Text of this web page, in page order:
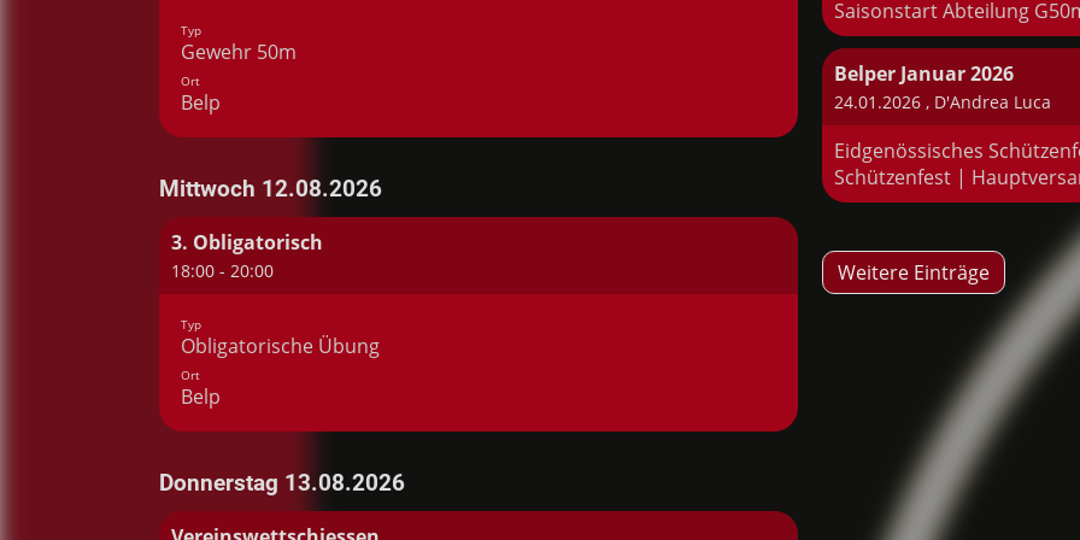
Typ
Gewehr 50m
Ort
Belp
Mittwoch 12.08.2026
3. Obligatorisch
18:00 - 20:00
Typ
Obligatorische Übung
Ort
Belp
Donnerstag 13.08.2026
Saisonstart Abteilung
Belper Januar 2026
24.01.2026, D'Andrea Luca
Eidgenössisches
Schützenfest |
Weitere Einträge